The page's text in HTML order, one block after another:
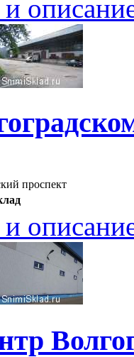
проспект